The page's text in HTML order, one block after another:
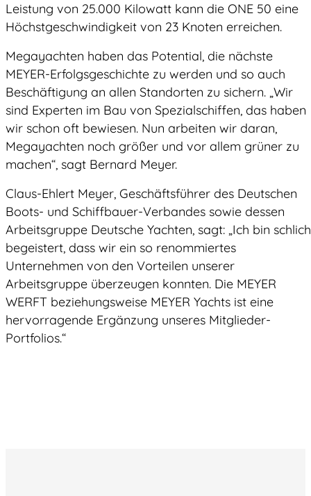
Leistung von 25.000 Kilowatt kann die ONE 50 eine
Höchstgeschwindigkeit von 23 Knoten erreichen.
Megayachten haben das Potential, die nächste
MEYER-Erfolgsgeschichte zu werden und so auch
Beschäftigung an allen Standorten zu sichern. „Wir
sind Experten im Bau von Spezialschiffen, das haben
wir schon oft bewiesen. Nun arbeiten wir daran,
Megayachten noch größer und vor allem grüner zu
machen“, sagt Bernard Meyer.
Claus-Ehlert Meyer, Geschäftsführer des Deutschen
Boots- und Schiffbauer-Verbandes sowie dessen
Arbeitsgruppe Deutsche Yachten, sagt: „Ich bin
begeistert, dass wir ein so renommiertes
Unternehmen von den Vorteilen unserer
Arbeitsgruppe überzeugen konnten. Die MEYER
WERFT beziehungsweise MEYER Yachts ist eine
hervorragende Ergänzung unseres Mitglieder-
Portfolios.“